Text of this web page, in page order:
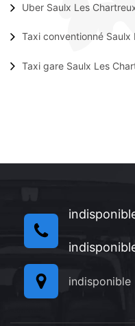
Uber Saulx Les
Taxi conventionné Saulx
Taxi gare Saulx Les
indisponible